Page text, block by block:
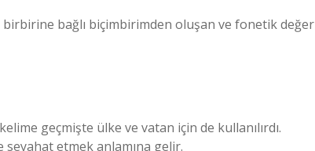
birbirine bağlı biçimbirimden oluşan ve fonetik değer
geçmişte ülke ve vatan için de kullanılırdı.
etmek anlamına gelir.